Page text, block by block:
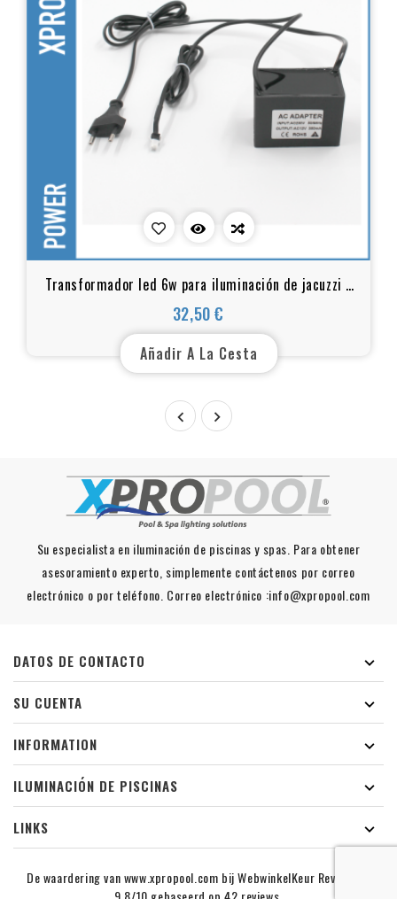
Transformador led 6w para iluminación de jacuzzi y
sauna
32,50 €
Precio
Añadir A La Cesta
 
Su especialista en iluminación de piscinas y spas. Para obtener
asesoramiento experto, simplemente contáctenos por correo
electrónico o por teléfono. Correo electrónico :info@xpropool.com
DATOS DE CONTACTO

SU CUENTA

INFORMATION

ILUMINACIÓN DE PISCINAS

LINKS

De waardering van www.xpropool.com bijWebwinkelKeur Reviews